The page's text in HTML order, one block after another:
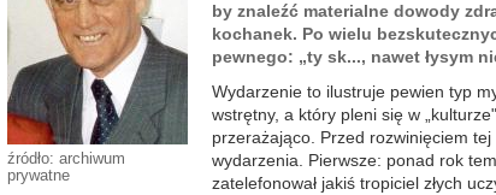
źródło: archiwum
prywatne
by znaleźć materialne dowody
kochanek. Po wielu
pewnego: „ty sk..., nawet łysym
Wydarzenie to ilustruje pewien typ
wstrętny, a który pleni się w
przerażająco. Przed rozwinięciem
wydarzenia. Pierwsze: ponad rok
zatelefonował jakiś tropiciel złych